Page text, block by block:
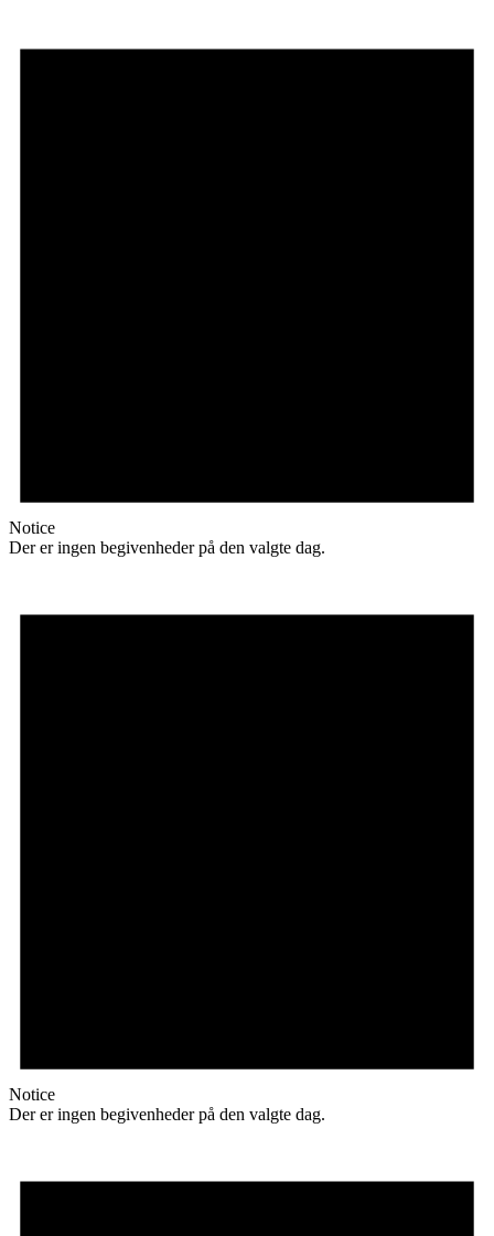
Notice
Der er ingen begivenheder på den valgte dag.
Notice
Der er ingen begivenheder på den valgte dag.